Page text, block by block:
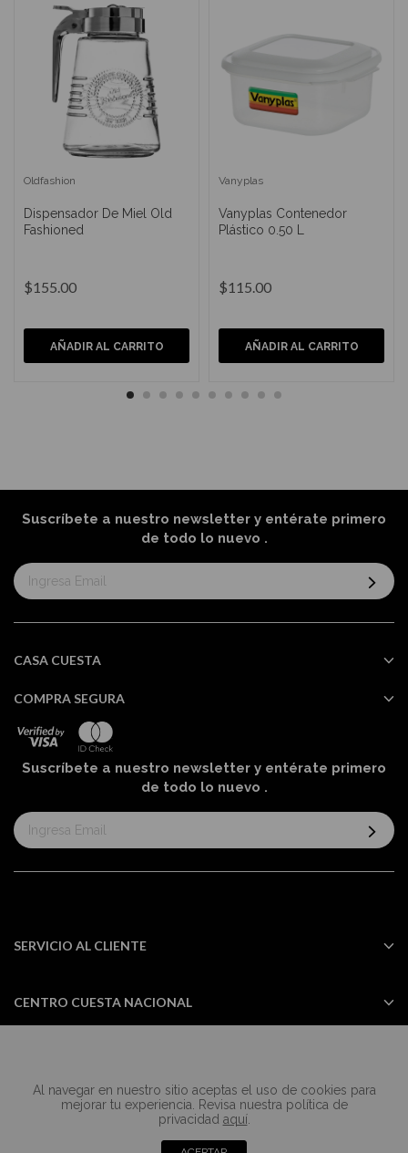
Al navegar en nuestro sitio aceptas el uso de cookies para
mejorar tu experiencia. Revisa nuestra política de
privacidad aquí.
Oldfashion
Dispensador De Miel Old
Fashioned
$155.00
AÑADIR AL CARRITO
Vanyplas
Vanyplas Contenedor
Plástico 0.50 L
$115.00
AÑADIR AL CARRITO
Suscríbete a nuestro newsletter y entérate primero
de todo lo nuevo .
Suscríbase
al
informativo:
CASA CUESTA
COMPRA SEGURA
Suscríbete a nuestro newsletter y entérate primero
de todo lo nuevo .
Suscríbase
al
informativo:
SERVICIO AL CLIENTE
CENTRO CUESTA NACIONAL
Todos los derechos reservados Casa
Cuesta ©2024